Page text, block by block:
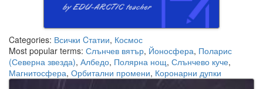
Categories: Всички Cтатии, Космос
Most popular terms: Слънчев вятър, Йоносфера, Поларис
(Северна звезда), Албедо, Полярна нощ, Слънчево куче,
Магнитосфера, Орбитални промени, Коронарни дупки